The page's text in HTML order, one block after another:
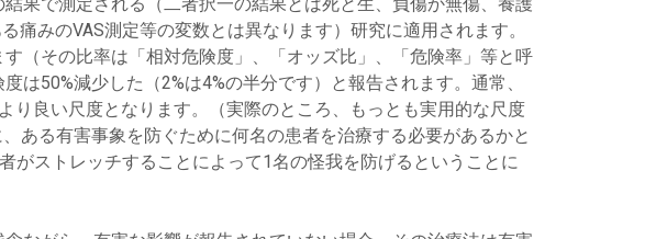
みのVAS測定等の変数とは異なります）研究に適用されます。
（その比率は「相対危険度」、「オッズ比」、「危険率」等と呼
50%減少した（2%は4%の半分です）と報告されます。通常、
り良い尺度となります。（実際のところ、もっとも実用的な尺度
ある有害事象を防ぐために何名の患者を治療する必要があるかと
がストレッチすることによって1名の怪我を防げるということに